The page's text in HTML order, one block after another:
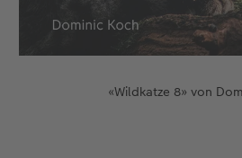
«Wildkatze 8» von